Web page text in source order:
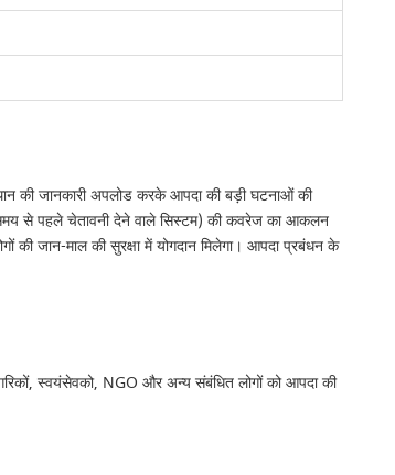
की जानकारी अपलोड करके आपदा की बड़ी घटनाओं की
(समय से पहले चेतावनी देने वाले सिस्टम) की कवरेज का आकलन
की जान-माल की सुरक्षा में योगदान मिलेगा। आपदा प्रबंधन के
स्वयंसेवको, NGO और अन्य संबंधित लोगों को आपदा की